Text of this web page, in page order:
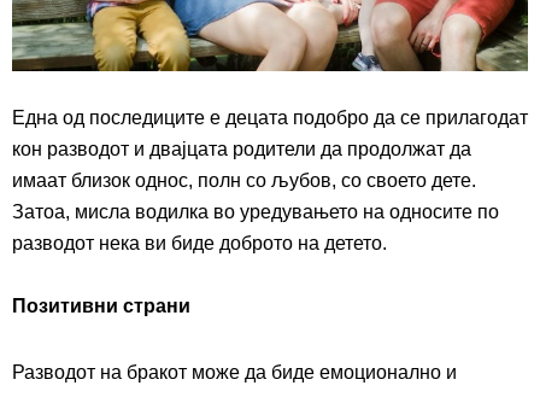
Една од последиците е децата подобро да се прилагодат
кон разводот и двајцата родители да продолжат да
имаат близок однос, полн со љубов, со своето дете.
Затоа, мисла водилка во уредувањето на односите по
разводот нека ви биде доброто на детето.
Позитивни страни
Разводот на бракот може да биде емоционално и